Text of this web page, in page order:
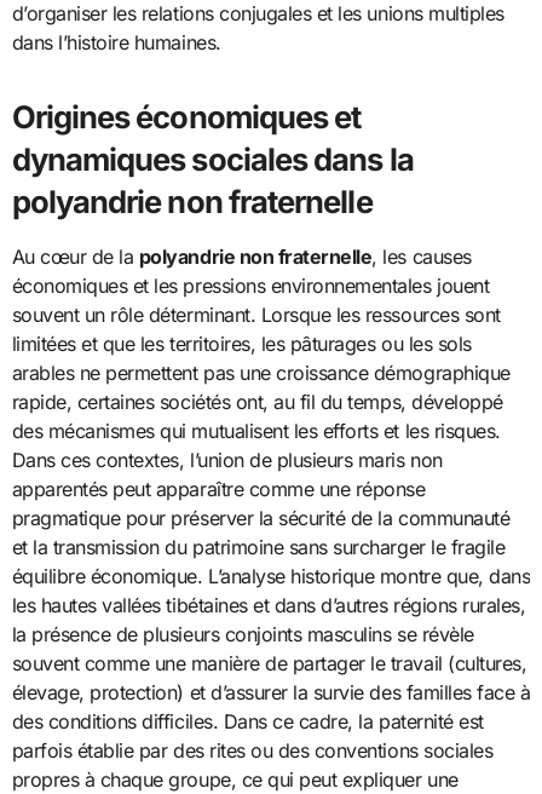
d’organiser les relations conjugales et les unions multiples
dans l’histoire humaines.
Origines économiques et
dynamiques sociales dans la
polyandrie non fraternelle
Au cœur de la polyandrie non fraternelle, les causes
économiques et les pressions environnementales jouent
souvent un rôle déterminant. Lorsque les ressources sont
limitées et que les territoires, les pâturages ou les sols
arables ne permettent pas une croissance démographique
rapide, certaines sociétés ont, au fil du temps, développé
des mécanismes qui mutualisent les efforts et les risques.
Dans ces contextes, l’union de plusieurs maris non
apparentés peut apparaître comme une réponse
pragmatique pour préserver la sécurité de la communauté
et la transmission du patrimoine sans surcharger le fragile
équilibre économique. L’analyse historique montre que, dans
les hautes vallées tibétaines et dans d’autres régions rurales,
la présence de plusieurs conjoints masculins se révèle
souvent comme une manière de partager le travail (cultures,
élevage, protection) et d’assurer la survie des familles face à
des conditions difficiles. Dans ce cadre, la paternité est
parfois établie par des rites ou des conventions sociales
propres à chaque groupe, ce qui peut expliquer une